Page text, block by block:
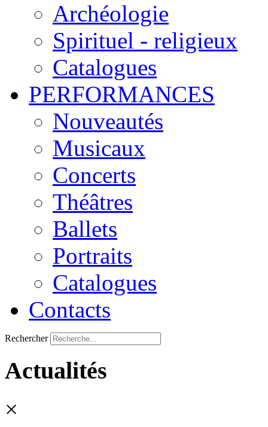
Archéologie
Spirituel - religieux
Catalogues
PERFORMANCES
Nouveautés
Musicaux
Concerts
Théâtres
Ballets
Portraits
Catalogues
Contacts
Rechercher
Actualités
×